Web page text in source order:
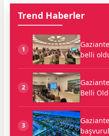
Trend Haberler
1
belli
2
Belli
3